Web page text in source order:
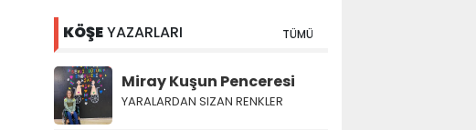
KÖŞEYAZARLARI TÜMÜ
Miray Kuşun Penceresi
YARALARDAN SIZAN RENKLER